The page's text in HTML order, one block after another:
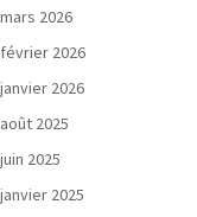
mars 2026
février 2026
janvier 2026
août 2025
juin 2025
janvier 2025